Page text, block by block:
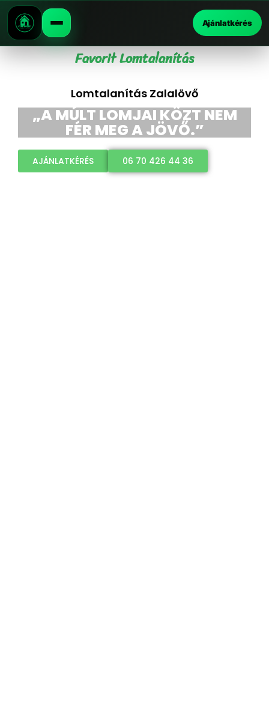
Ajánlatkérés
Favorit Lomtalanítás
Lomtalanítás Zalalövő
„A MÚLT LOMJAI KÖZT NEM
FÉR MEG A JÖVŐ.”
AJÁNLATKÉRÉS 06 70 426 44 36